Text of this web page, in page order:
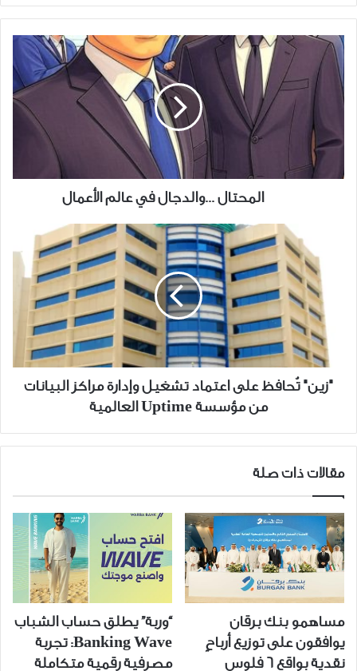
المحتال
...والدجال
في
الأعمال
المحتال ...والدجال في عالم الأعمال
تُحافظ
على
اعتماد
تشغيل
وإدارة
مراكز
البيانات
من
مؤسسة
العالمية
"زين" تُحافظ على اعتماد تشغيل وإدارة مراكز البيانات
من مؤسسة Uptime العالمية
مقالات ذات صلة
مساهمو بنك برقان
يوافقون على توزيع أرباحٍ
نقدية بواقع 6 فلوس
“وربة” يطلق حساب الشباب
Banking Wave: تجربة
مصرفية رقمية متكاملة